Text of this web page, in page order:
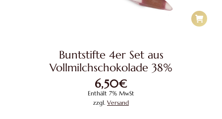
Buntstifte 4er Set aus
Vollmilchschokolade 38%
6,50€
Enthält 7% MwSt
zzgl. Versand